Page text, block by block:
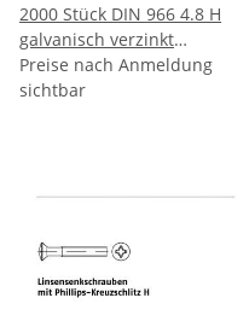
2000 Stück DIN 966 4.8 H
galvanisch verzinkt
Linsenkopfschrauben mit
Phillips Kreuzschlitz H
Preise nach Anmeldung
sichtbar